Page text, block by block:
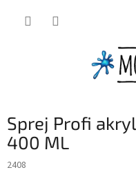
Sprej Profi
400 ML
2408